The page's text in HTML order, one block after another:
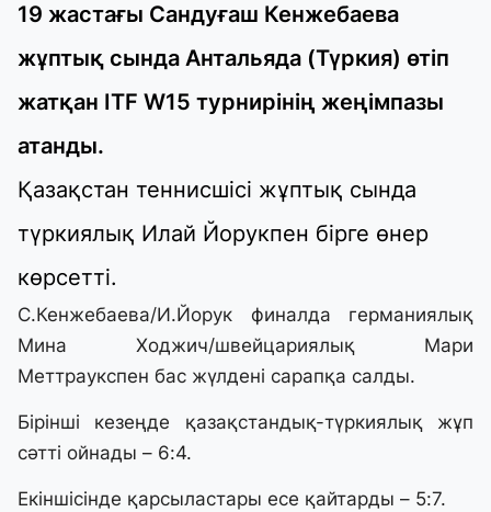
19 жастағы Сандуғаш Кенжебаева
жұптық сында Антальяда (Түркия) өтіп
жатқан ITF W15 турнирінің жеңімпазы
атанды.
Қазақстан теннисшісі жұптық сында
түркиялық Илай Йорукпен бірге өнер
көрсетті.
С.Кенжебаева/И.Йорук финалда германиялық
Мина Ходжич/швейцариялық Мари
Меттраукспен бас жүлдені сарапқа салды.
Бірінші кезеңде қазақстандық-түркиялық жұп
сәтті ойнады – 6:4.
Екіншісінде қарсыластары есе қайтарды – 5:7.